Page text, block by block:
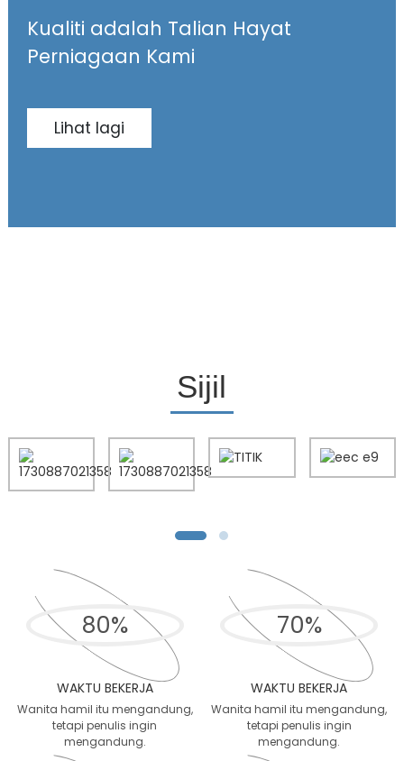
Kualiti adalah Talian Hayat
Perniagaan Kami
Lihat lagi
Sijil
80%
WAKTU BEKERJA
Wanita hamil itu mengandung,
tetapi penulis ingin
mengandung.
70%
WAKTU BEKERJA
Wanita hamil itu mengandung,
tetapi penulis ingin
mengandung.